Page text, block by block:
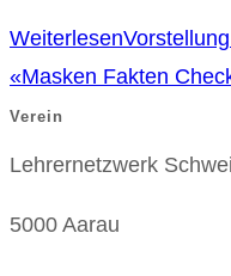
Weiterlesen
«Masken Fakten
Verein
Lehrernetzwerk
5000 Aarau